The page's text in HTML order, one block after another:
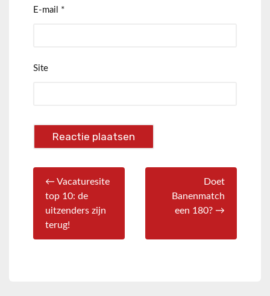
E-mail *
Site
← Vacaturesite
top 10: de
uitzenders zijn
terug!
Doet
Banenmatch
een 180? →